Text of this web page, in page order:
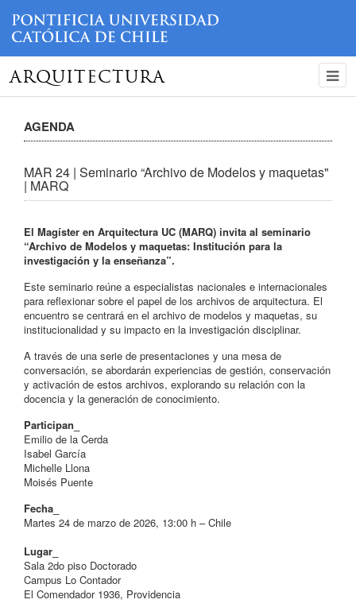
ARQUITECTURA
AGENDA
MAR 24 | Seminario “Archivo de Modelos y maquetas"
| MARQ
El Magíster en Arquitectura UC (MARQ) invita al seminario
“Archivo de Modelos y maquetas: Institución para la
investigación y la enseñanza”.
Este seminario reúne a especialistas nacionales e internacionales
para reflexionar sobre el papel de los archivos de arquitectura. El
encuentro se centrará en el archivo de modelos y maquetas, su
institucionalidad y su impacto en la investigación disciplinar.
A través de una serie de presentaciones y una mesa de
conversación, se abordarán experiencias de gestión, conservación
y activación de estos archivos, explorando su relación con la
docencia y la generación de conocimiento.
Participan_
Emilio de la Cerda
Isabel García
Michelle Llona
Moisés Puente
Fecha_
Martes 24 de marzo de 2026, 13:00 h – Chile
Lugar_
Sala 2do piso Doctorado
Campus Lo Contador
El Comendador 1936, Providencia